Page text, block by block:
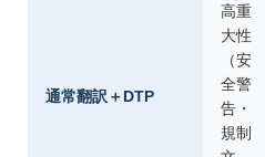
通常翻訳＋DTP
高重
大性
（安
全警
告・
規制